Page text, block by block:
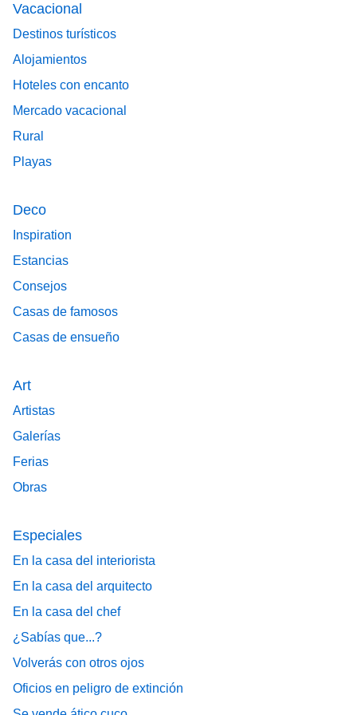
Vacacional
Destinos turísticos
Alojamientos
Hoteles con encanto
Mercado vacacional
Rural
Playas
Deco
Inspiration
Estancias
Consejos
Casas de famosos
Casas de ensueño
Art
Artistas
Galerías
Ferias
Obras
Especiales
En la casa del interiorista
En la casa del arquitecto
En la casa del chef
¿Sabías que...?
Volverás con otros ojos
Oficios en peligro de extinción